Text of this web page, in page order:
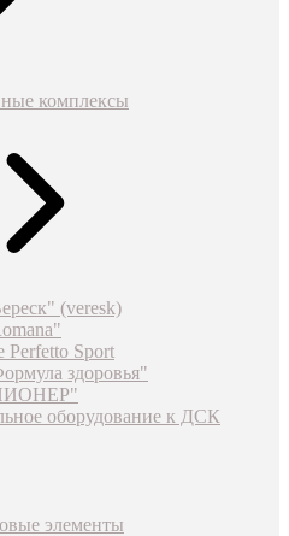
комплексы
(veresk)
Perfetto Sport
здоровья"
оборудование к ДСК
элементы